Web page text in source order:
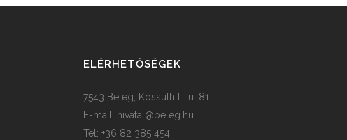
ELÉRHETŐSÉGEK
7543 Beleg, Kossuth L. u. 81.
E-mail: hivatal@beleg.hu
Tel: +36 82 385 454